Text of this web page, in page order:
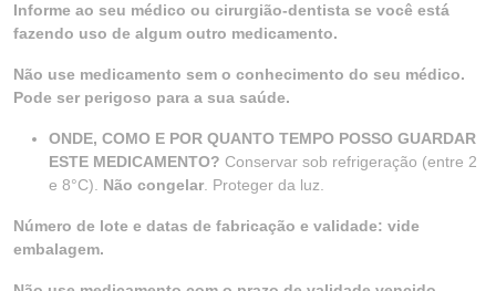
Informe ao seu médico ou cirurgião-dentista se você está
fazendo uso de algum outro medicamento.
Não use medicamento sem o conhecimento do seu médico.
Pode ser perigoso para a sua saúde.
ONDE, COMO E POR QUANTO TEMPO POSSO GUARDAR
ESTE MEDICAMENTO? Conservar sob refrigeração (entre 2
e 8°C). Não congelar . Proteger da luz.
Número de lote e datas de fabricação e validade: vide
embalagem.